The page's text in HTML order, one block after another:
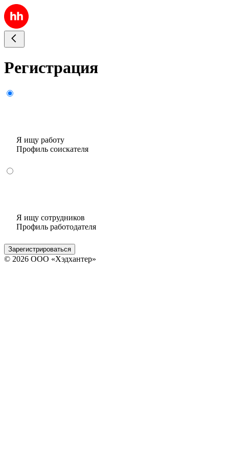
Регистрация
Я ищу работу
Профиль соискателя
Я ищу сотрудников
Профиль работодателя
Зарегистрироваться
© 2026 ООО «Хэдхантер»